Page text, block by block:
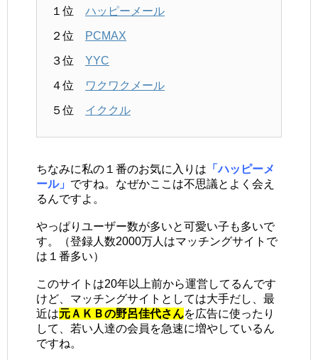
１位 ハッピーメール
２位 PCMAX
３位 YYC
４位 ワクワクメール
５位 イククル
ちなみに私の１番のお気に入りは 「ハッピーメ
ール」 ですね。なぜかここは不思議とよく会え
るんですよ。
やっぱりユーザー数が多いと可愛い子も多いで
す。（登録人数2000万人はマッチングサイトで
は１番多い）
このサイトは20年以上前から運営してるんです
けど、マッチングサイトとしては大手だし、最
近は元ＡＫＢの野呂佳代さんを広告に使ったり
して、若い人達の会員を急速に増やしているん
ですね。